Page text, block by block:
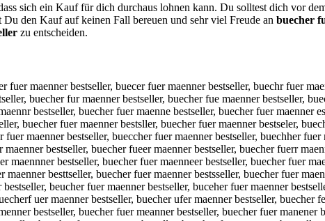
sich ein Kauf für dich durchaus lohnen kann. Du solltest dich vor
den Kauf auf keinen Fall bereuen und sehr viel Freude an buecher
zu entscheiden.
fusr maenner bestseller, buecher fudr maenner bestseller, buecher fufr maenner bestseller, buecher furr maenner bestseller, buecher fu3r maenner bestseller, buecher fu4r maenner bestseller, buecher fuee maenner bestseller, buecher fued maenner bestseller, buecher fuef maenner bestseller, buecher fueg maenner bestseller, buecher fuet maenner bestseller, buecher fue4 maenner bestseller, buecher fue5 maenner bestseller, buecher fuer aenner bestseller, buecher fuer naenner bestseller, buecher fuer haenner bestseller, buecher fuer jaenner bestseller, buecher fuer kaenner bestseller, buecher fuer laenner bestseller, buecher fuer mqenner bestseller, buecher fuer mwenner bestseller, buecher fuer mzenner bestseller, buecher fuer mxenner bestseller, buecher fuer mawnner bestseller, buecher fuer masnner bestseller, buecher fuer madnner bestseller, buecher fuer mafnner bestseller, buecher fuer marnner bestseller, buecher fuer ma3nner bestseller, buecher fuer ma4nner bestseller, buecher fuer mae ner bestseller, buecher fuer maebner bestseller, buecher fuer maegner bestseller, buecher fuer maehner bestseller, buecher fuer maejner bestseller, buecher fuer maemner bestseller, buecher fuer maen er bestseller, buecher fuer maenber bestseller, buecher fuer maenger bestseller, buecher fuer maenher bestseller, buecher fuer maenjer bestseller, buecher fuer maenmer bestseller, buecher fuer maennwr bestseller, buecher fuer maennsr bestseller, buecher fuer maenndr bestseller, buecher fuer maennfr bestseller, buecher fuer maennrr bestseller, buecher fuer maenn3r bestseller, buecher fuer maenn4r bestseller, buecher fuer maennee bestseller, buecher fuer maenned bestseller, buecher fuer maennef bestseller, buecher fuer maenneg bestseller, buecher fuer maennet bestseller, buecher fuer maenne4 bestseller, buecher fuer maenne5 bestseller, buecher fuer maenner estseller, buecher fuer maenner vestseller, buecher fuer maenner festseller, buecher fuer maenner gestseller, buecher fuer maenner hestseller, buecher fuer maenner nestseller, buecher fuer maenner bwstseller, buecher fuer maenner bsstseller, buecher fuer maenner bdstseller, buecher fuer maenner bfstseller, buecher fuer maenner brstseller, buecher fuer maenner b3stseller, buecher fuer maenner b4stseller, buecher fuer maenner beqtseller, buecher fuer maenner bewtseller, buecher fuer maenner beetseller, buecher fuer maenner beztseller, buecher fuer maenner bextseller, buecher fuer maenner bectseller, buecher fuer maenner besrseller, buecher fuer maenner besfseller, buecher fuer maenner besgseller, buecher fuer maenner beshseller, buecher fuer maenner besyseller, buecher fuer maenner bes5seller, buecher fuer maenner bes6seller, buecher fuer maenner bestqeller, buecher fuer maenner bestweller, buecher fuer maenner besteeller, buecher fuer maenner bestzeller, buecher fuer maenner bestxeller, buecher fuer maenner bestceller, buecher fuer maenner bestswller, buecher fuer maenner bestssller, buecher fuer maenner bestsdller, buecher fuer maenner bestsfller, buecher fuer maenner bestsrller, buecher fuer maenner bests3ller, buecher fuer maenner bests4ller, buecher fuer maenner bestsepler, buecher fuer maenner bestseoler, buecher fuer maenner bestseiler, buecher fuer maenner bestsekler, buecher fuer maenner bestsemler, buecher fuer maenner bestselper,